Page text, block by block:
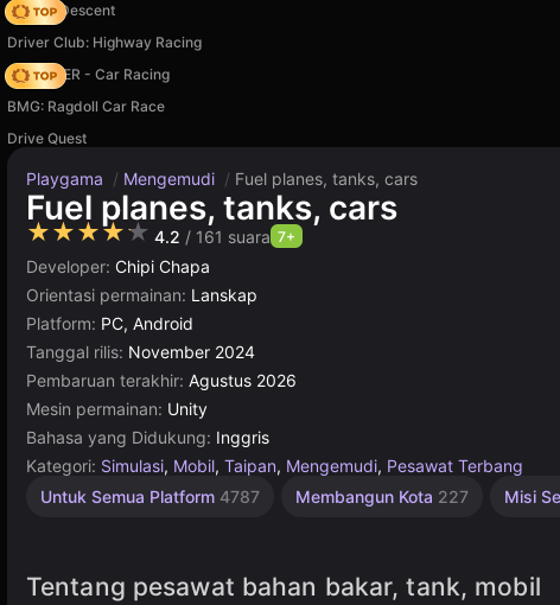
Deadly Descent
Driver Club: Highway Racing
MR RACER - Car Racing
BMG: Ragdoll Car Race
Drive Quest
Playgama / Mengemudi / Fuel planes, tanks, cars
Fuel planes, tanks, cars
★★★★★ 4.2 / 161 suara 7+
Developer: Chipi Chapa
Orientasi permainan: Lanskap
Platform: PC, Android
Tanggal rilis: November 2024
Pembaruan terakhir: Agustus 2026
Mesin permainan: Unity
Bahasa yang Didukung: Inggris
Kategori: Simulasi, Mobil, Taipan, Mengemudi, Pesawat Terbang
Untuk Semua Platform 4787 Membangun Kota 227 Misi
Lucu
Mengumpulkan
Desktop
1
Matematika
Bangunan
Penerbangan
Manajemen
Rekomendasi
Online
Unity
Tentang pesawat bahan bakar, tank, mobil